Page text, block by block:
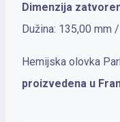
Dimenzija
Dužina: 135,00 mm
Hemijska olovka
proizvedena u